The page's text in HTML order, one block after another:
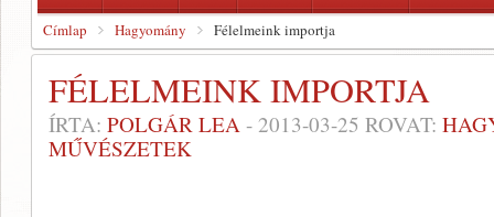
Címlap Hagyomány Félelmeink importja
FÉLELMEINK IMPORTJA
ÍRTA: POLGÁR LEA - 2013-03-25 ROVAT:
MŰVÉSZETEK